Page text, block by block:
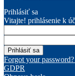
Prihlásiť sa
Vitajte! prihlásenie k
Forgot your
GDPR